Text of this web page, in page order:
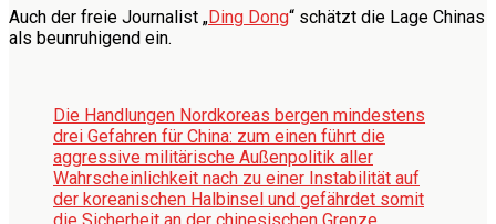
Auch der freie Journalist „Ding Dong“ schätzt die Lage Chinas
als beunruhigend ein.
Die Handlungen Nordkoreas bergen mindestens
drei Gefahren für China: zum einen führt die
aggressive militärische Außenpolitik aller
Wahrscheinlichkeit nach zu einer Instabilität auf
der koreanischen Halbinsel und gefährdet somit